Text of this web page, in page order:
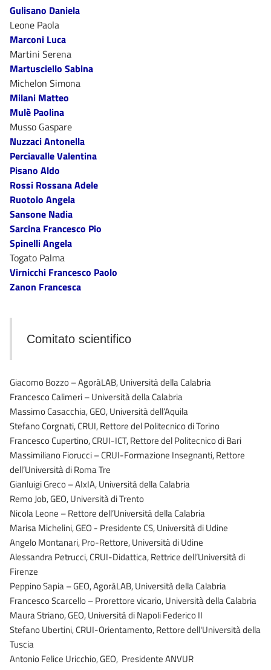
Gulisano Daniela
Leone Paola
Marconi Luca
Martini Serena
Martusciello Sabina
Michelon Simona
Milani Matteo
Mulè Paolina
Musso Gaspare
Nuzzaci Antonella
Perciavalle Valentina
Pisano Aldo
Rossi Rossana Adele
Ruotolo Angela
Sansone Nadia
Sarcina Francesco Pio
Spinelli Angela
Togato Palma
Virnicchi Francesco Paolo
Zanon Francesca
Comitato scientifico
Giacomo Bozzo – AgoràLAB, Università della Calabria
Francesco Calimeri – Università della Calabria
Massimo Casacchia, GEO, Università dell’Aquila
Stefano Corgnati, CRUI, Rettore del Politecnico di Torino
Francesco Cupertino, CRUI-ICT, Rettore del Politecnico di Bari
Massimiliano Fiorucci – CRUI-Formazione Insegnanti, Rettore
dell’Università di Roma Tre
Gianluigi Greco – AIxIA, Università della Calabria
Remo Job, GEO, Università di Trento
Nicola Leone – Rettore dell’Università della Calabria
Marisa Michelini, GEO - Presidente CS, Università di Udine
Angelo Montanari, Pro-Rettore, Università di Udine
Alessandra Petrucci, CRUI-Didattica, Rettrice dell’Università di
Firenze
Peppino Sapia – GEO, AgoràLAB, Università della Calabria
Francesco Scarcello – Prorettore vicario, Università della Calabria
Maura Striano, GEO, Università di Napoli Federico II
Stefano Ubertini, CRUI-Orientamento, Rettore dell'Università della
Tuscia
Antonio Felice Uricchio, GEO, Presidente ANVUR